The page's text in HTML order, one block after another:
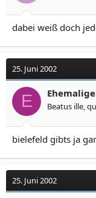
dabei weiß doch
25. Juni 2002
E Beatus ille,
bielefeld gibts ja
25. Juni 2002